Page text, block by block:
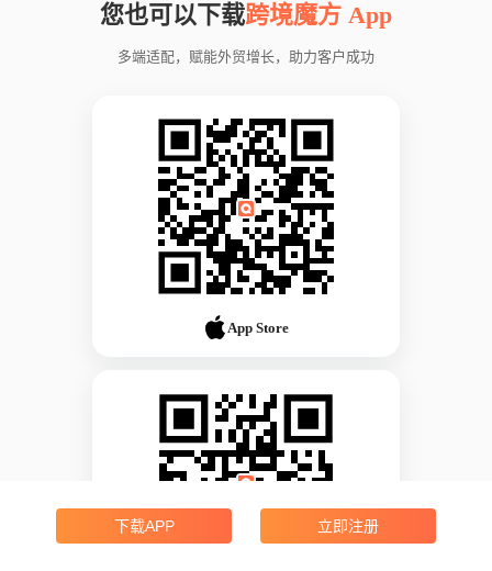
您也可以下载跨境魔方 App
多端适配，赋能外贸增长，助力客户成功
App Store
下载APP 立即注册